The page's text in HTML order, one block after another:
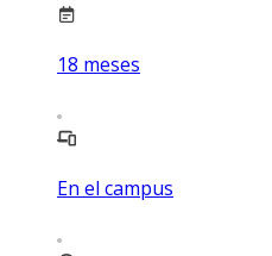
18 meses
En el campus